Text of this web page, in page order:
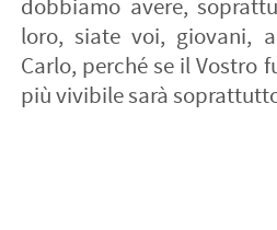
dobbiamo avere,
loro, siate voi, giovani,
Carlo, perché se il Vostro
più vivibile sarà